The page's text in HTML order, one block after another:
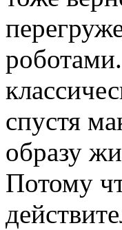
спустя
образу
Потому